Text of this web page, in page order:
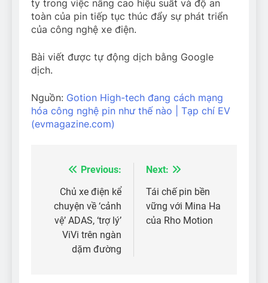
ty trong việc nâng cao hiệu suất và độ an
toàn của pin tiếp tục thúc đẩy sự phát triển
của công nghệ xe điện.
Bài viết được tự động dịch bằng Google
dịch.
Nguồn: Gotion High-tech đang cách mạng
hóa công nghệ pin như thế nào | Tạp chí EV
(evmagazine.com)
Điều
hướng
bài
viết
Previous:
Chủ xe điện kể
chuyện về ‘cảnh
vệ’ ADAS, ‘trợ lý’
ViVi trên ngàn
dặm đường
Next:
Tái chế pin bền
vững với Mina Ha
của Rho Motion